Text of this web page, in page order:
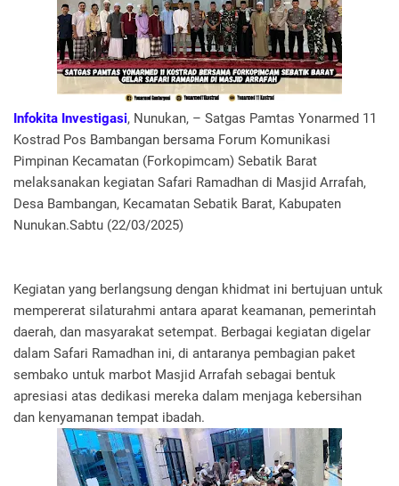
Infokita Investigasi, Nunukan, – Satgas Pamtas Yonarmed 11
Kostrad Pos Bambangan bersama Forum Komunikasi
Pimpinan Kecamatan (Forkopimcam) Sebatik Barat
melaksanakan kegiatan Safari Ramadhan di Masjid Arrafah,
Desa Bambangan, Kecamatan Sebatik Barat, Kabupaten
Nunukan.Sabtu (22/03/2025)
Kegiatan yang berlangsung dengan khidmat ini bertujuan untuk
mempererat silaturahmi antara aparat keamanan, pemerintah
daerah, dan masyarakat setempat. Berbagai kegiatan digelar
dalam Safari Ramadhan ini, di antaranya pembagian paket
sembako untuk marbot Masjid Arrafah sebagai bentuk
apresiasi atas dedikasi mereka dalam menjaga kebersihan
dan kenyamanan tempat ibadah.